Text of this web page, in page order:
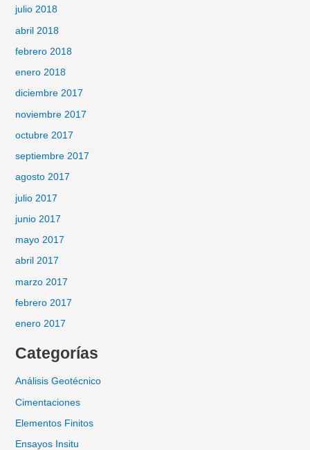
julio 2018
abril 2018
febrero 2018
enero 2018
diciembre 2017
noviembre 2017
octubre 2017
septiembre 2017
agosto 2017
julio 2017
junio 2017
mayo 2017
abril 2017
marzo 2017
febrero 2017
enero 2017
Categorías
Análisis Geotécnico
Cimentaciones
Elementos Finitos
Ensayos Insitu